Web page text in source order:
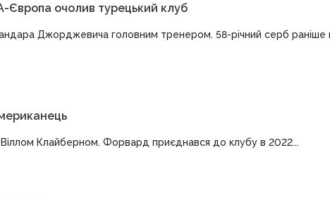
Європа очолив турецький клуб
Джорджевича головним тренером. 58-річний серб раніше
Клайберном. Форвард приєднався до клубу в 2022...